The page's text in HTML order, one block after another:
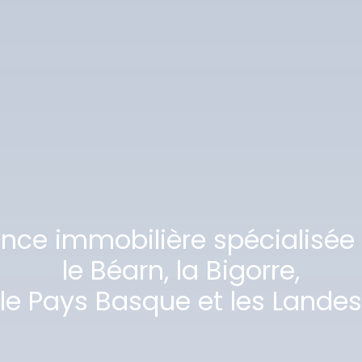
immobilière
le Béarn, la Bigorre,
le Pays Basque et les Landes